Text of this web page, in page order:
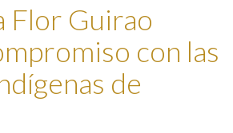
Flor Guirao
con las
de